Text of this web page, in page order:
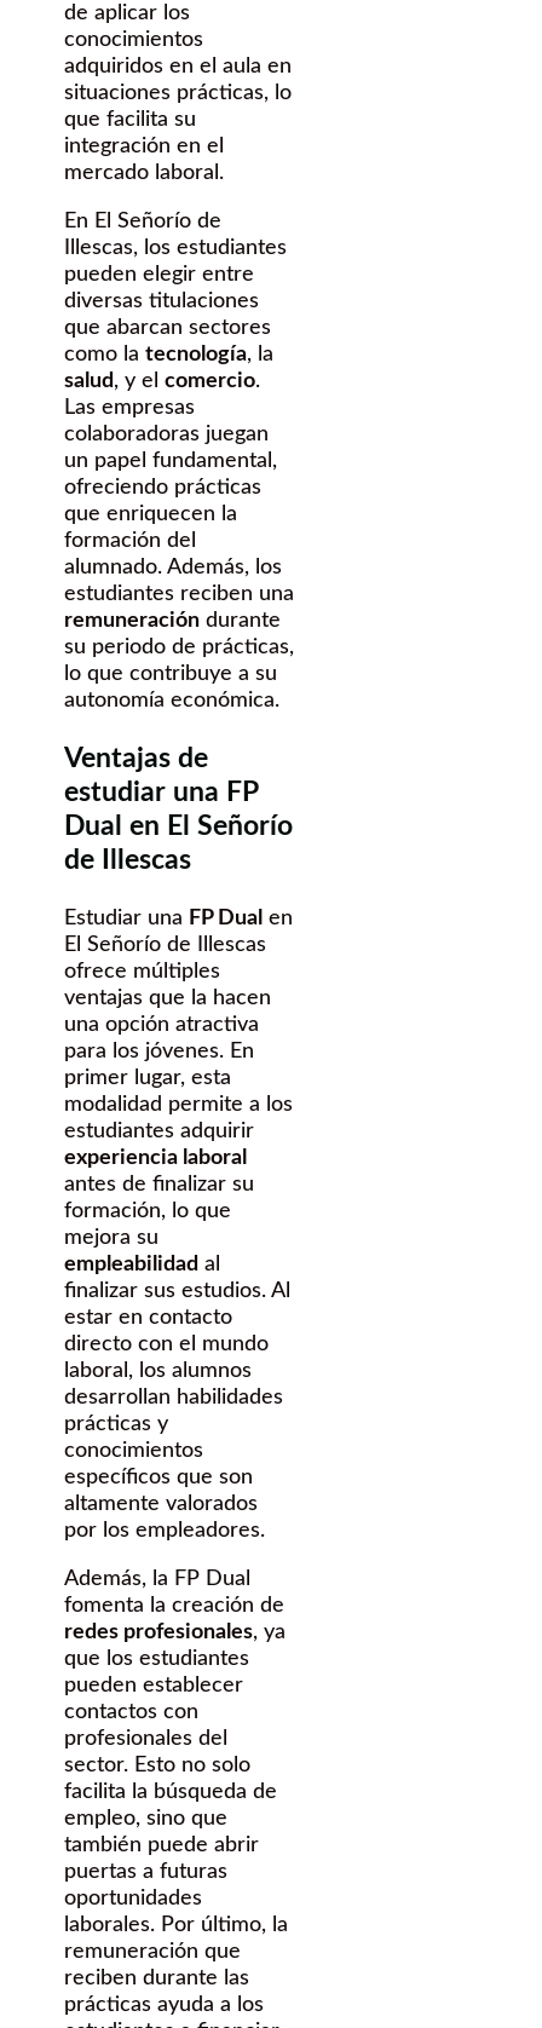
de aplicar los
conocimientos
adquiridos en el aula en
situaciones prácticas, lo
que facilita su
integración en el
mercado laboral.
En El Señorío de
Illescas, los estudiantes
pueden elegir entre
diversas titulaciones
que abarcan sectores
como la tecnología, la
salud, y el comercio.
Las empresas
colaboradoras juegan
un papel fundamental,
ofreciendo prácticas
que enriquecen la
formación del
alumnado. Además, los
estudiantes reciben una
remuneración durante
su periodo de prácticas,
lo que contribuye a su
autonomía económica.
Ventajas de
estudiar una FP
Dual en El Señorío
de Illescas
Estudiar una FP Dual en
El Señorío de Illescas
ofrece múltiples
ventajas que la hacen
una opción atractiva
para los jóvenes. En
primer lugar, esta
modalidad permite a los
estudiantes adquirir
experiencia laboral
antes de finalizar su
formación, lo que
mejora su
empleabilidad al
finalizar sus estudios. Al
estar en contacto
directo con el mundo
laboral, los alumnos
desarrollan habilidades
prácticas y
conocimientos
específicos que son
altamente valorados
por los empleadores.
Además, la FP Dual
fomenta la creación de
redes profesionales, ya
que los estudiantes
pueden establecer
contactos con
profesionales del
sector. Esto no solo
facilita la búsqueda de
empleo, sino que
también puede abrir
puertas a futuras
oportunidades
laborales. Por último, la
remuneración que
reciben durante las
prácticas ayuda a los